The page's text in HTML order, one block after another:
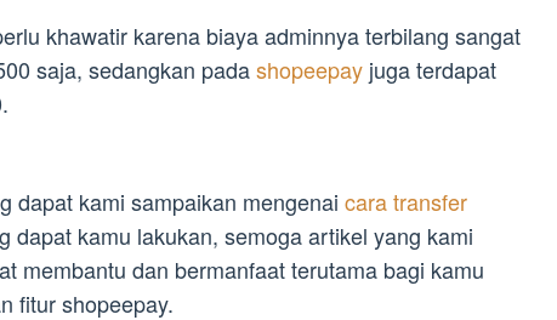
khawatir karena biaya adminnya terbilang sangat
saja, sedangkan padashopeepay juga terdapat
dapat kami sampaikan mengenai cara transfer
dapat kamu lakukan, semoga artikel yang kami
membantu dan bermanfaat terutama bagi kamu
fitur shopeepay.